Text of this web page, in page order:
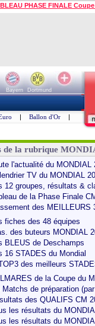
PHASE FINALE
Bayern
Dortmund
| Ballon d'Or |
de la rubrique
l'actualité du MONDIAL
TV du MONDIAL
12 groupes, résultats &
de la Phase Finale
des MEILLEURS
fiches des 48 équipes
des buteurs MONDIAL
BLEUS de Deschamps
16 STADES du Mondial
des meilleurs
de la Coupe du
Matchs de préparation
des QUALIFS CM
les résultats du
les résultats du